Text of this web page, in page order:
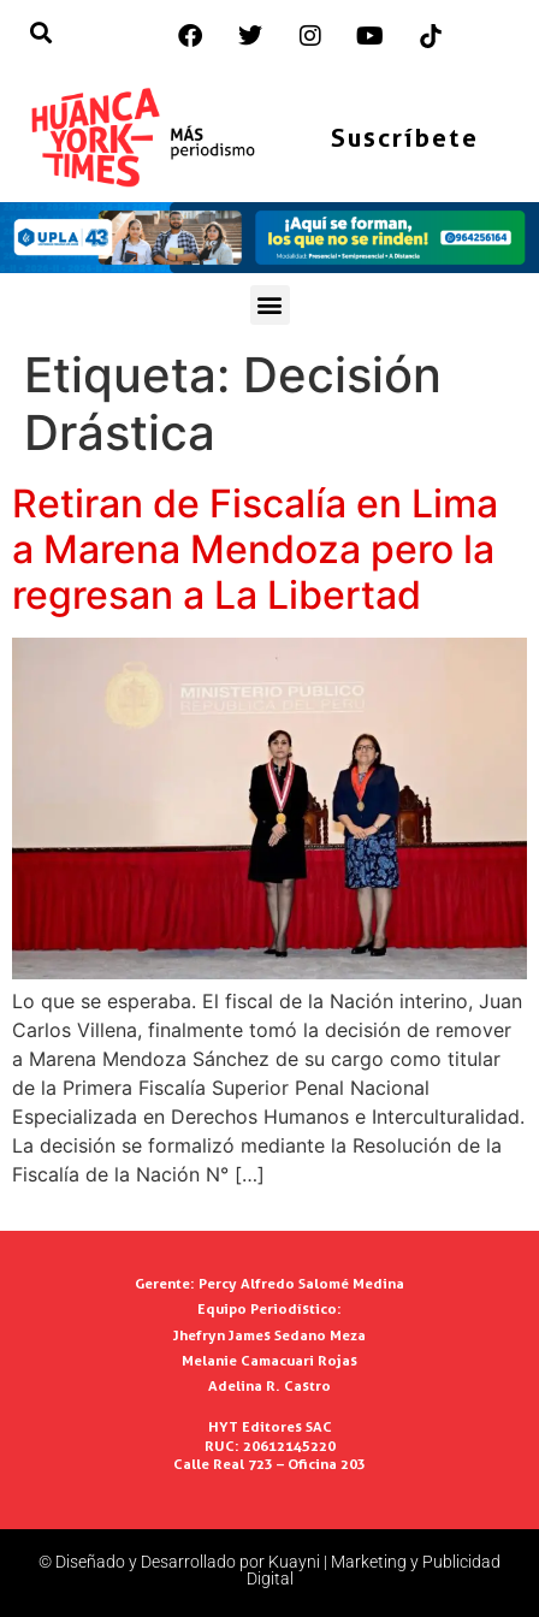
Suscríbete
Etiqueta: Decisión
Drástica
Retiran de Fiscalía en Lima
a Marena Mendoza pero la
regresan a La Libertad
Lo que se esperaba. El fiscal de la Nación interino, Juan
Carlos Villena, finalmente tomó la decisión de remover
a Marena Mendoza Sánchez de su cargo como titular
de la Primera Fiscalía Superior Penal Nacional
Especializada en Derechos Humanos e Interculturalidad.
La decisión se formalizó mediante la Resolución de la
Fiscalía de la Nación N° […]
Gerente: Percy Alfredo Salomé Medina
Equipo Periodístico:
Jhefryn James Sedano Meza
Melanie Camacuari Rojas
Adelina R. Castro
HYT Editores SAC
RUC: 20612145220
Calle Real 723 – Oficina 203
© Diseñado y Desarrollado por Kuayni | Marketing y Publicidad
Digital